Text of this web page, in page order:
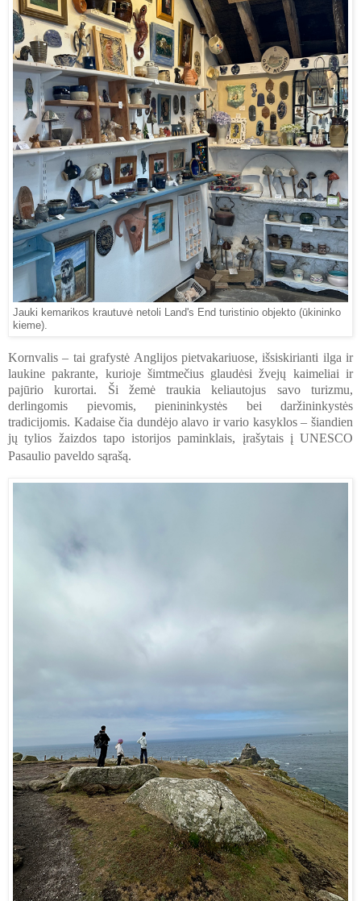
Jauki kemarikos krautuvė netoli Land's End turistinio objekto (ūkininko
kieme).
Kornvalis – tai grafystė Anglijos pietvakariuose, išsiskirianti ilga ir
laukine pakrante, kurioje šimtmečius glaudėsi žvejų kaimeliai ir
pajūrio kurortai. Ši žemė traukia keliautojus savo turizmu,
derlingomis pievomis, pienininkystės bei daržininkystės
tradicijomis. Kadaise čia dundėjo alavo ir vario kasyklos – šiandien
jų tylios žaizdos tapo istorijos paminklais, įrašytais į UNESCO
Pasaulio paveldo sąrašą.